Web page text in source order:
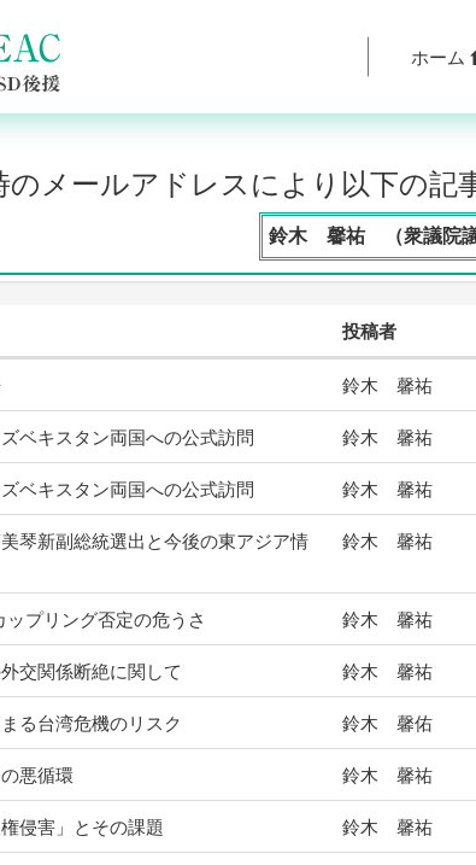
ホーム
メールアドレスにより以下の記
鈴木 馨祐 （衆議院議
投稿者
鈴木 馨祐
ベキスタン両国への公式訪問 鈴木 馨祐
ベキスタン両国への公式訪問 鈴木 馨祐
琴新副総統選出と今後の東アジア情
鈴木 馨祐
プリング否定の危うさ 鈴木 馨祐
交関係断絶に関して 鈴木 馨祐
る台湾危機のリスク 鈴木 馨佑
悪循環 鈴木 馨祐
侵害」とその課題 鈴木 馨祐